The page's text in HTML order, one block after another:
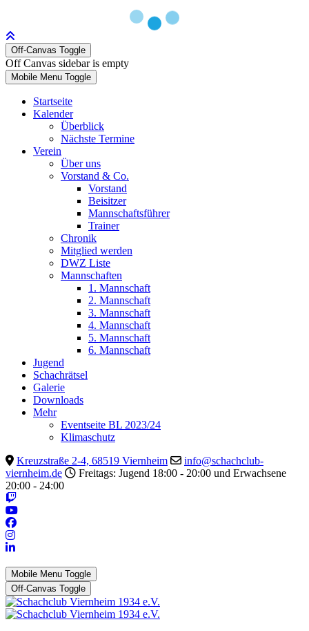
Off-Canvas Toggle
Off Canvas sidebar is empty
Mobile Menu Toggle
Startseite
Kalender
Überblick
Nächste Termine
Verein
Über uns
Vorstand & Co.
Vorstand
Beisitzer
Mannschaftsführer
Trainer
Chronik
Mitglied werden
DWZ Liste
Mannschaften
1. Mannschaft
2. Mannschaft
3. Mannschaft
4. Mannschaft
5. Mannschaft
6. Mannschaft
Jugend
Schachrätsel
Galerie
Downloads
Mehr
Eventseite BL 2023/24
Klimaschutz
Kreuzstraße 2-4, 68519 Viernheim
info@schachclub-
viernheim.de
Freitags: Jugend 18:00 - 20:00 und Erwachsene
20:00 - 24:00
Mobile Menu Toggle
Off-Canvas Toggle